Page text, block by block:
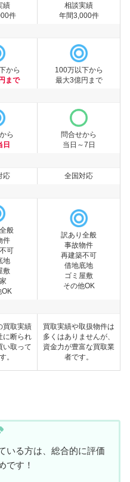
績
件
から
まで
ら
日
応
般
件
可
地
敷
OK
買取実績
に断られ
い取って
。
相談実績
年間3,000件
100万以下から
最大3億円まで
問合せから
当日～7日
全国対応
訳あり全般
事故物件
再建築不可
借地底地
ゴミ屋敷
その他OK
買取実績や取扱物件は
多くはありませんが、
資金力が豊富な買取業
者です。
いる方は、総合的に評価
です！